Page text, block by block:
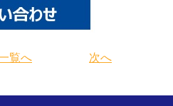
覧へ 次へ